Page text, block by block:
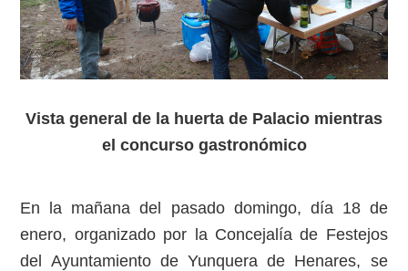
Vista general de la huerta de Palacio mientras
el concurso gastronómico
En la mañana del pasado domingo, día 18 de
enero, organizado por la Concejalía de Festejos
del Ayuntamiento de Yunquera de Henares, se